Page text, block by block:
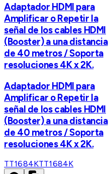
Adaptador HDMI para
Amplificar o Repetir la
señal de los cables HDMI
(Booster) a una distancia
de 40 metros / Soporta
resoluciones 4K x 2K.
Adaptador HDMI para
Amplificar o Repetir la
señal de los cables HDMI
(Booster) a una distancia
de 40 metros / Soporta
resoluciones 4K x 2K.
TT1684KTT1684K